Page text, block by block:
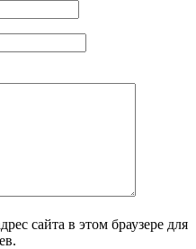
сайта в этом браузере для